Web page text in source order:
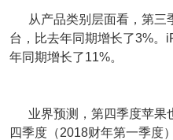
从产品类别层面看，第三
台，比去年同期增长了3%。
年同期增长了11%。
业界预测，第四季度苹果
四季度（2018财年第一季度